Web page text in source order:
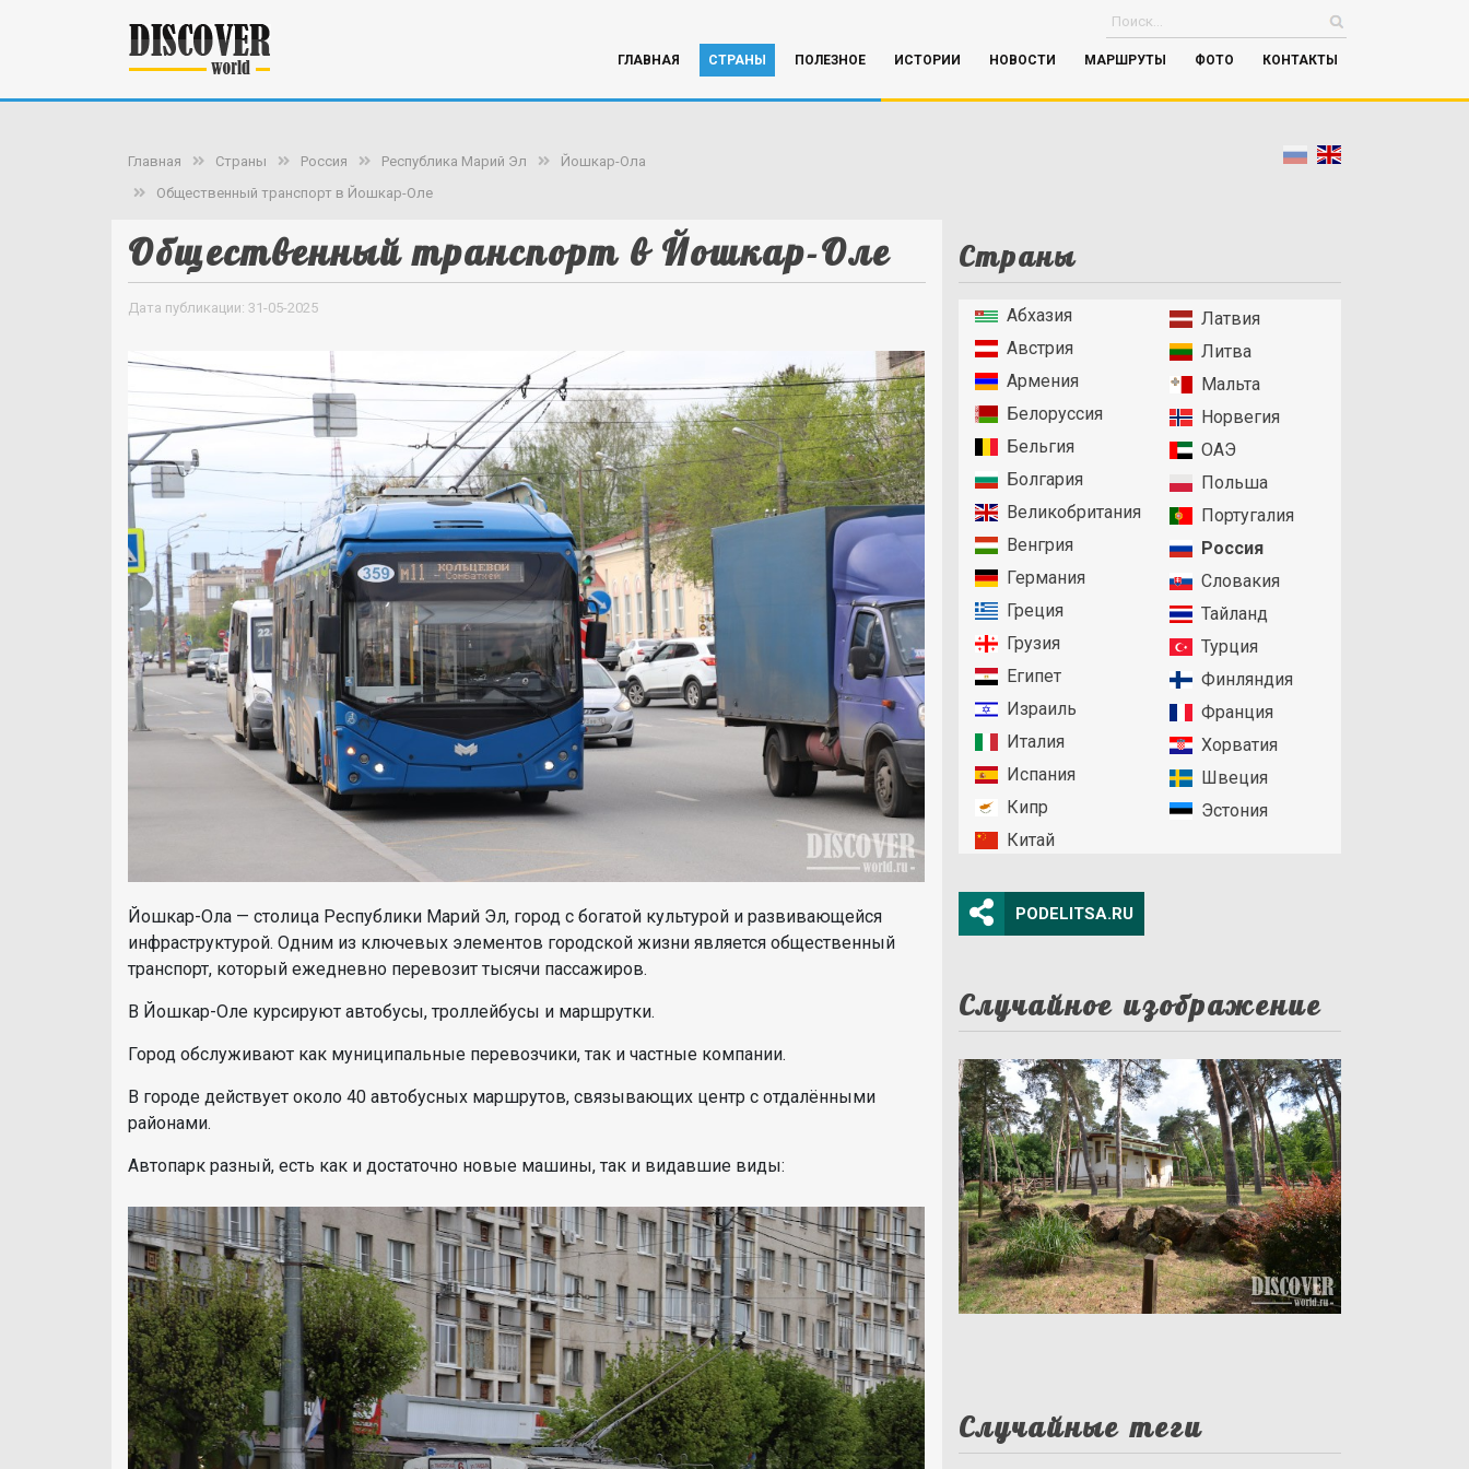
ГЛАВНАЯ СТРАНЫ ПОЛЕЗНОЕ ИСТОРИИ НОВОСТИ МАРШРУТЫ ФОТО КОНТАКТЫ
Главная Страны Россия Республика Марий Эл
Йошкар-Ола
Общественный транспорт в Йошкар-Оле
Общественный транспорт в Йошкар-Оле
Дата публикации: 31-05-2025
Йошкар-Ола — столица Республики Марий Эл, город с богатой культурой и развивающейся
инфраструктурой. Одним из ключевых элементов городской жизни является общественный
транспорт, который ежедневно перевозит тысячи пассажиров.
В Йошкар-Оле курсируют автобусы, троллейбусы и маршрутки.
Город обслуживают как муниципальные перевозчики, так и частные компании.
В городе действует около 40 автобусных маршрутов, связывающих центр с отдалёнными
районами.
Автопарк разный, есть как и достаточно новые машины, так и видавшие виды:
Страны
Абхазия
Австрия
Армения
Белоруссия
Бельгия
Болгария
Великобритания
Венгрия
Германия
Греция
Грузия
Египет
Израиль
Италия
Испания
Кипр
Китай
Латвия
Литва
Мальта
Норвегия
ОАЭ
Польша
Португалия
Россия
Словакия
Тайланд
Турция
Финляндия
Франция
Хорватия
Швеция
Эстония
PODELITSA.RU
Случайное изображение
Случайные теги